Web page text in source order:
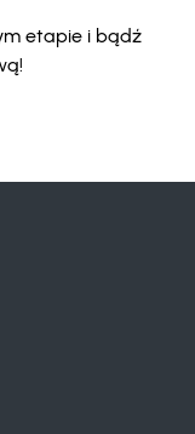
etapie i bądź